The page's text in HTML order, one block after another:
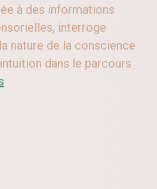
à des informations
interroge
nature de la conscience
dans le parcours